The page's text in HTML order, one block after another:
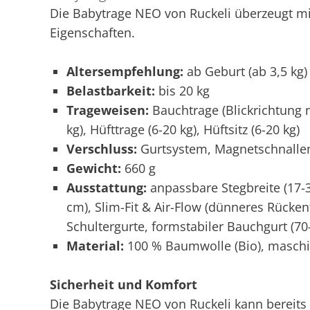
Die Babytrage NEO von Ruckeli überzeugt
Eigenschaften.
Altersempfehlung: ab Geburt (ab 3,5 kg)
Belastbarkeit: bis 20 kg
Trageweisen: Bauchtrage (Blickrichtung
kg), Hüfttrage (6-20 kg), Hüftsitz (6-20 kg)
Verschluss: Gurtsystem,
Gewicht: 660 g
Ausstattung: anpassbare Stegbreite
cm), Slim-Fit & Air-Flow (dünneres
Schultergurte, formstabiler Bauchgurt
Material: 100 % Baumwolle (Bio),
Sicherheit und Komfort
Die Babytrage NEO von Ruckeli kann